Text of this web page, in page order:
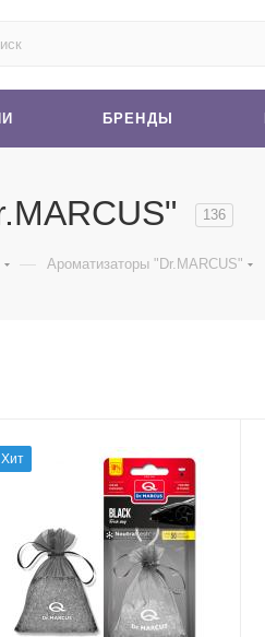
БРЕНДЫ
136
— Ароматизаторы "Dr.MARCUS"
Хит